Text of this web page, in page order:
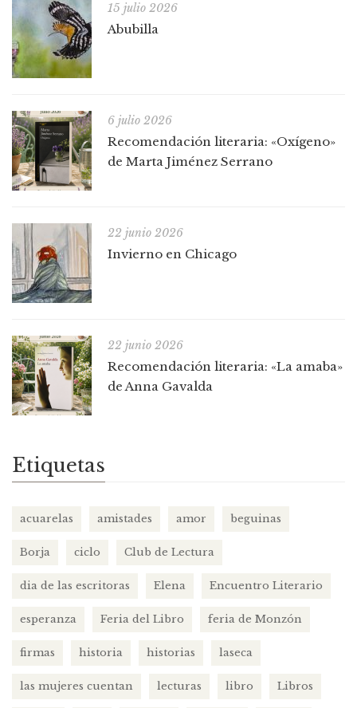
15 julio 2026
Abubilla
6 julio 2026
Recomendación literaria: «Oxígeno»
de Marta Jiménez Serrano
22 junio 2026
Invierno en Chicago
22 junio 2026
Recomendación literaria: «La amaba»
de Anna Gavalda
Etiquetas
acuarelas amistades amor beguinas
Borja ciclo Club de Lectura
dia de las escritoras Elena Encuentro Literario
esperanza Feria del Libro feria de Monzón
firmas historia historias laseca
las mujeres cuentan lecturas libro Libros